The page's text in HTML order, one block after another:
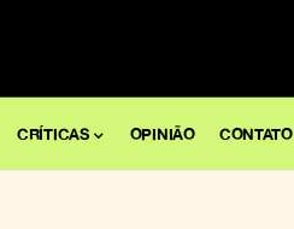
CRÍTICAS OPINIÃO CONTATO